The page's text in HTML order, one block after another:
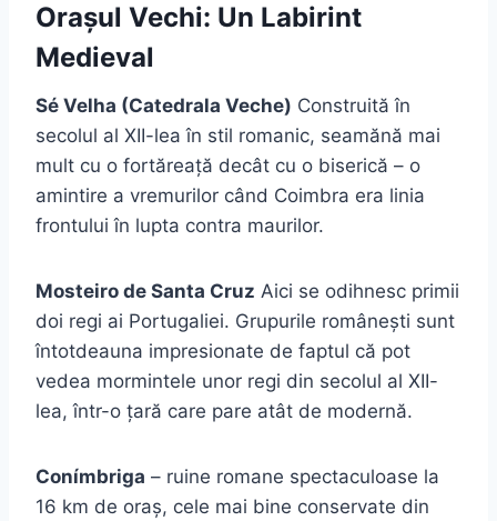
Orașul Vechi: Un Labirint
Medieval
Sé Velha (Catedrala Veche) Construită în
secolul al XII-lea în stil romanic, seamănă mai
mult cu o fortăreață decât cu o biserică – o
amintire a vremurilor când Coimbra era linia
frontului în lupta contra maurilor.
Mosteiro de Santa Cruz Aici se odihnesc primii
doi regi ai Portugaliei. Grupurile românești sunt
întotdeauna impresionate de faptul că pot
vedea mormintele unor regi din secolul al XII-
lea, într-o țară care pare atât de modernă.
Conímbriga – ruine romane spectaculoase la
16 km de oraș, cele mai bine conservate din